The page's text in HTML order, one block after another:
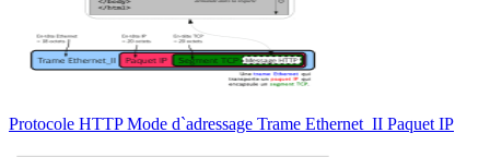
Protocole HTTP Mode d`adressage Trame Ethernet_II Paquet IP